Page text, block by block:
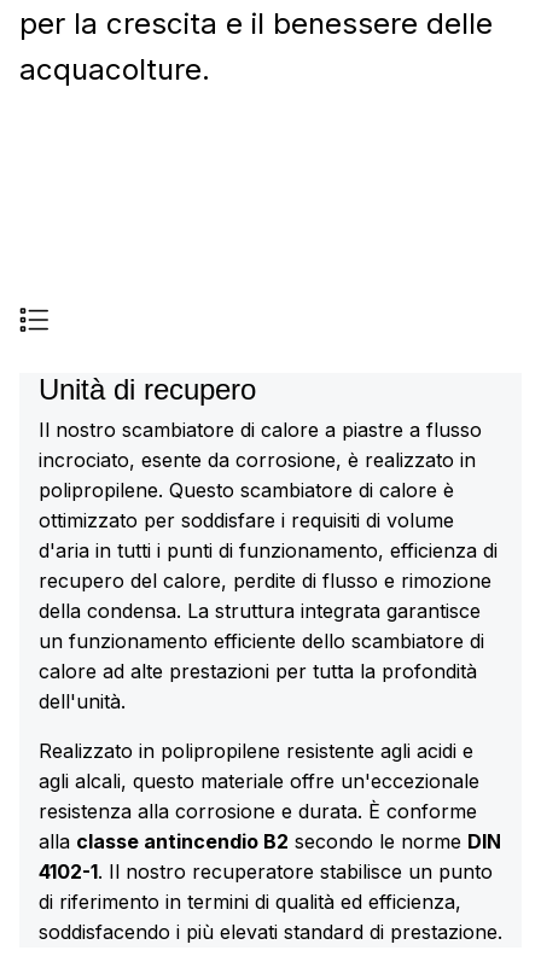
per la crescita e il benessere delle
acquacolture.
Unità di recupero
Il nostro scambiatore di calore a piastre a flusso
incrociato, esente da corrosione, è realizzato in
polipropilene. Questo scambiatore di calore è
ottimizzato per soddisfare i requisiti di volume
d'aria in tutti i punti di funzionamento, efficienza di
recupero del calore, perdite di flusso e rimozione
della condensa. La struttura integrata garantisce
un funzionamento efficiente dello scambiatore di
calore ad alte prestazioni per tutta la profondità
dell'unità.
Realizzato in polipropilene resistente agli acidi e
agli alcali, questo materiale offre un'eccezionale
resistenza alla corrosione e durata. È conforme
alla classe antincendio B2 secondo le norme DIN
4102-1. Il nostro recuperatore stabilisce un punto
di riferimento in termini di qualità ed efficienza,
soddisfacendo i più elevati standard di prestazione.